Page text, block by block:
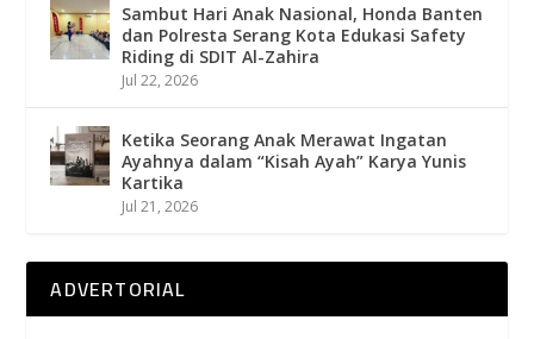
Sambut Hari Anak Nasional, Honda Banten
dan Polresta Serang Kota Edukasi Safety
Riding di SDIT Al-Zahira
Jul 22, 2026
Ketika Seorang Anak Merawat Ingatan
Ayahnya dalam “Kisah Ayah” Karya Yunis
Kartika
Jul 21, 2026
ADVERTORIAL